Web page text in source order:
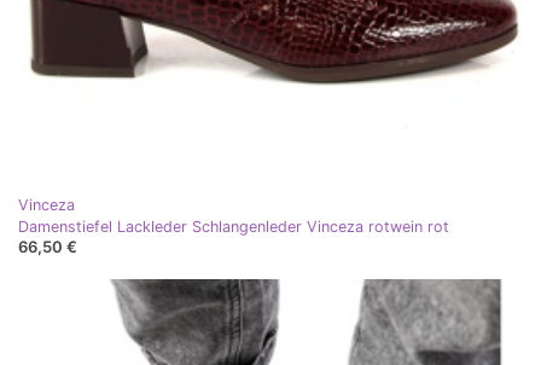
Vinceza
Damenstiefel Lackleder Schlangenleder Vinceza rotwein rot
66,50 €